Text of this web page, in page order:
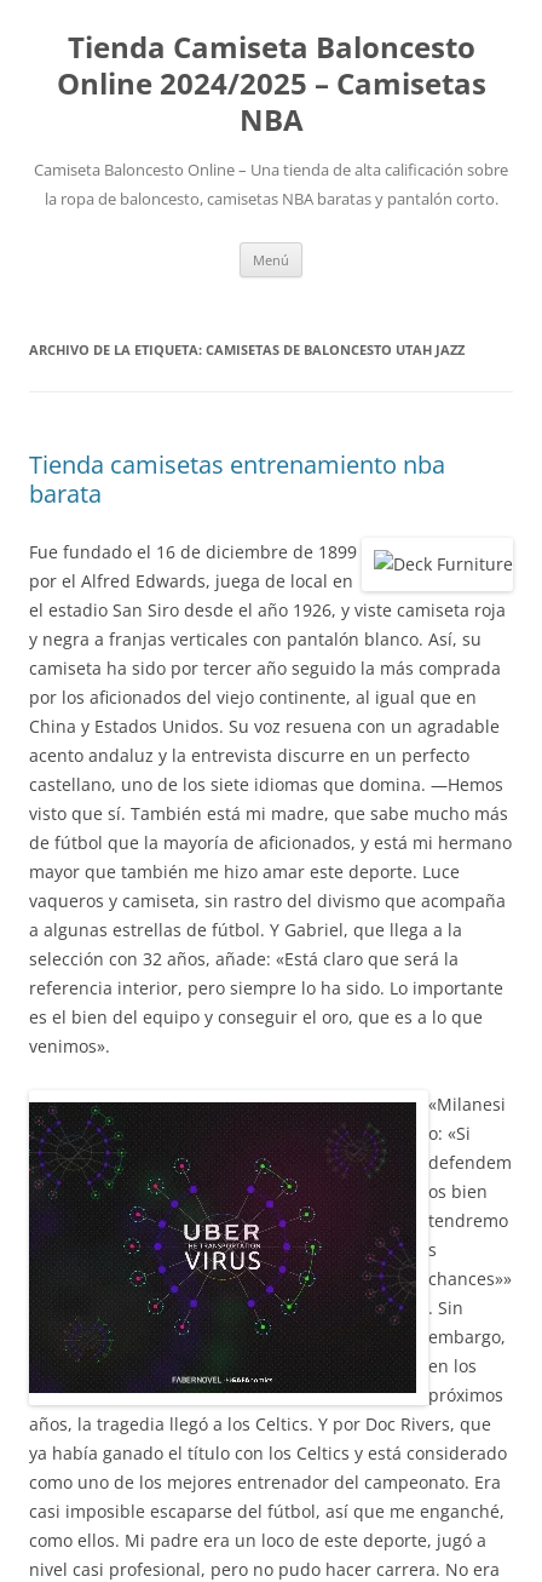
Tienda Camiseta Baloncesto
Online 2024/2025 – Camisetas
NBA
Camiseta Baloncesto Online – Una tienda de alta calificación sobre
la ropa de baloncesto, camisetas NBA baratas y pantalón corto.
Menú
ARCHIVO DE LA ETIQUETA: CAMISETAS DE BALONCESTO UTAH JAZZ
Tienda camisetas entrenamiento nba
barata
Fue fundado el 16 de diciembre de 1899
por el Alfred Edwards, juega de local en
el estadio San Siro desde el año 1926, y viste camiseta roja
y negra a franjas verticales con pantalón blanco. Así, su
camiseta ha sido por tercer año seguido la más comprada
por los aficionados del viejo continente, al igual que en
China y Estados Unidos. Su voz resuena con un agradable
acento andaluz y la entrevista discurre en un perfecto
castellano, uno de los siete idiomas que domina. —Hemos
visto que sí. También está mi madre, que sabe mucho más
de fútbol que la mayoría de aficionados, y está mi hermano
mayor que también me hizo amar este deporte. Luce
vaqueros y camiseta, sin rastro del divismo que acompaña
a algunas estrellas de fútbol. Y Gabriel, que llega a la
selección con 32 años, añade: «Está claro que será la
referencia interior, pero siempre lo ha sido. Lo importante
es el bien del equipo y conseguir el oro, que es a lo que
venimos».
«Milanesi
o: «Si
defendem
os bien
tendremo
s
chances»»
. Sin
embargo,
en los
próximos
años, la tragedia llegó a los Celtics. Y por Doc Rivers, que
ya había ganado el título con los Celtics y está considerado
como uno de los mejores entrenador del campeonato. Era
casi imposible escaparse del fútbol, así que me enganché,
como ellos. Mi padre era un loco de este deporte, jugó a
nivel casi profesional, pero no pudo hacer carrera. No era